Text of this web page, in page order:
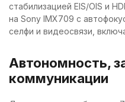
стабилизацией EIS/OIS и
на Sony IMX709 с
селфи и видеосвязи,
Автономность,
коммуникации